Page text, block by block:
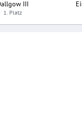
III
1. Platz